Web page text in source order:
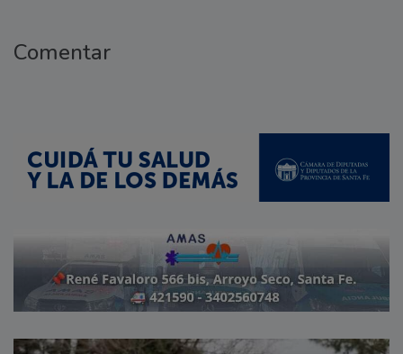
Comentar